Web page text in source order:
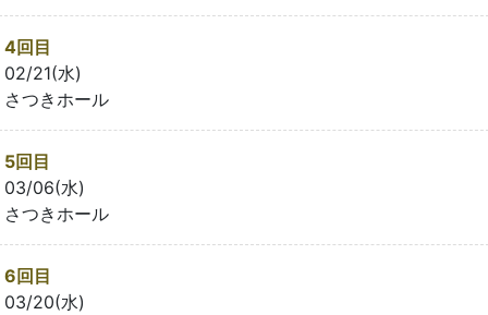
4回目
02/21(水)
さつきホール
5回目
03/06(水)
さつきホール
6回目
03/20(水)